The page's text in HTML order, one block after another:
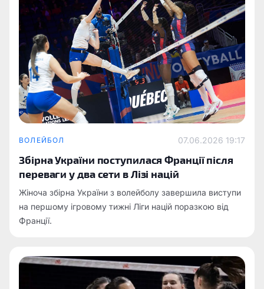
ВОЛЕЙБОЛ 07.06.2026 19:17
Збірна України поступилася Франції після
переваги у два сети в Лізі націй
Жіноча збірна України з волейболу завершила виступи
на першому ігровому тижні Ліги націй поразкою від
Франції.